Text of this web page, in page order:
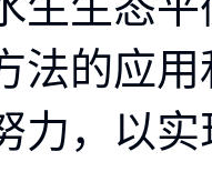
法的应
力，以